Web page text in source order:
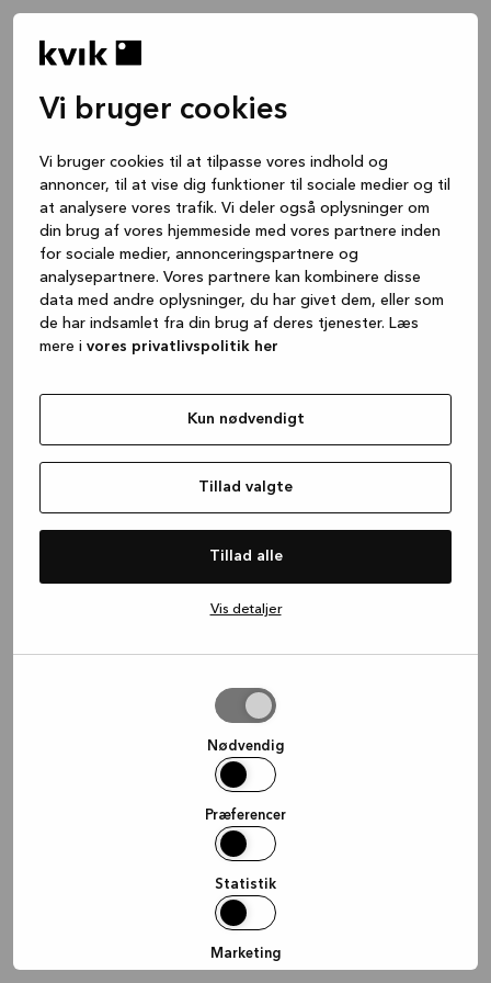
Vi bruger cookies
Vi bruger cookies til at tilpasse vores indhold og
annoncer, til at vise dig funktioner til sociale medier og til
at analysere vores trafik. Vi deler også oplysninger om
din brug af vores hjemmeside med vores partnere inden
for sociale medier, annonceringspartnere og
analysepartnere. Vores partnere kan kombinere disse
data med andre oplysninger, du har givet dem, eller som
de har indsamlet fra din brug af deres tjenester. Læs
mere i vores privatlivspolitik her
Kun nødvendigt
Tillad valgte
Tillad alle
Vis detaljer
Nødvendig
Præferencer
Statistik
Marketing
(see the browser console for more
information).